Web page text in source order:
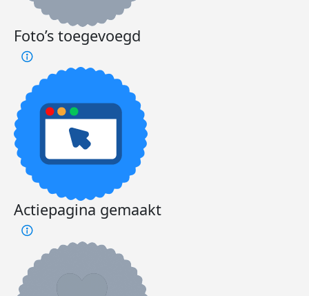
Foto’s toegevoegd
Actiepagina gemaakt